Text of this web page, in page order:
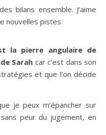
bilans ensemble. J’aime
nouvelles pistes.
la pierre angulaire de
Sarah car c’est dans son
et que l’on décide
je peux m’épancher sur
peur du jugement, en